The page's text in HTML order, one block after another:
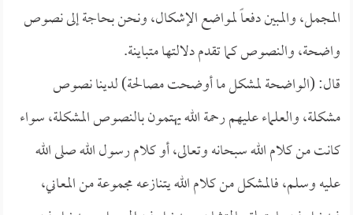
المجمل، والمبين دفعاً لمواضع الإشكال، ونحن بحاجة إلى نصوص
واضحة، والنصوص كما تقدم دلالتها متباينة.
قال: (الواضحة لمشكل ما أوضحت مصالحة) لدينا نصوص
مشكلة، والعلماء عليهم رحمة الله يهتمون بالنصوص المشكلة، سواء
كانت من كلام الله سبحانه وتعالى، أو كلام رسول الله صلى الله
عليه وسلم، فالمشكل من كلام الله يتنازعه مجموعة من المعاني،